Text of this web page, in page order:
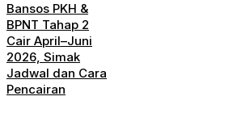
Bansos PKH &
BPNT Tahap 2
Cair April–Juni
2026, Simak
Jadwal dan Cara
Pencairan